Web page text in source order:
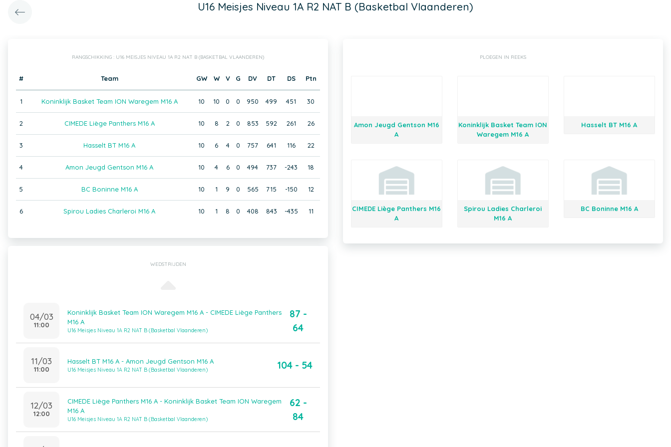
U16 Meisjes Niveau 1A R2 NAT B (Basketbal Vlaanderen)
RANGSCHIKKING : U16 MEISJES NIVEAU 1A R2 NAT B (BASKETBAL VLAANDEREN)
# Team GW W V G DV DT DS Ptn
1 Koninklijk Basket Team ION Waregem M16 A 10 10 0 0 950 499 451 30
2 CIMEDE Liège Panthers M16 A 10 8 2 0 853 592 261 26
3 Hasselt BT M16 A 10 6 4 0 757 641 116 22
4 Amon Jeugd Gentson M16 A 10 4 6 0 494 737 -243 18
5 BC Boninne M16 A 10 1 9 0 565 715 -150 12
6 Spirou Ladies Charleroi M16 A 10 1 8 0 408 843 -435 11
PLOEGEN IN REEKS
Amon Jeugd Gentson M16
A
Koninklijk Basket Team ION
Waregem M16 A
Hasselt BT M16 A
CIMEDE Liège Panthers M16
A
Spirou Ladies Charleroi
M16 A
BC Boninne M16 A
WEDSTRIJDEN
04/03
11:00
Koninklijk Basket Team ION Waregem M16 A - CIMEDE Liège Panthers
M16 A
U16 Meisjes Niveau 1A R2 NAT B (Basketbal Vlaanderen)
87 -
64
11/03
11:00
Hasselt BT M16 A - Amon Jeugd Gentson M16 A
U16 Meisjes Niveau 1A R2 NAT B (Basketbal Vlaanderen) 104 - 54
12/03
12:00
CIMEDE Liège Panthers M16 A - Koninklijk Basket Team ION Waregem
M16 A
U16 Meisjes Niveau 1A R2 NAT B (Basketbal Vlaanderen)
62 -
84